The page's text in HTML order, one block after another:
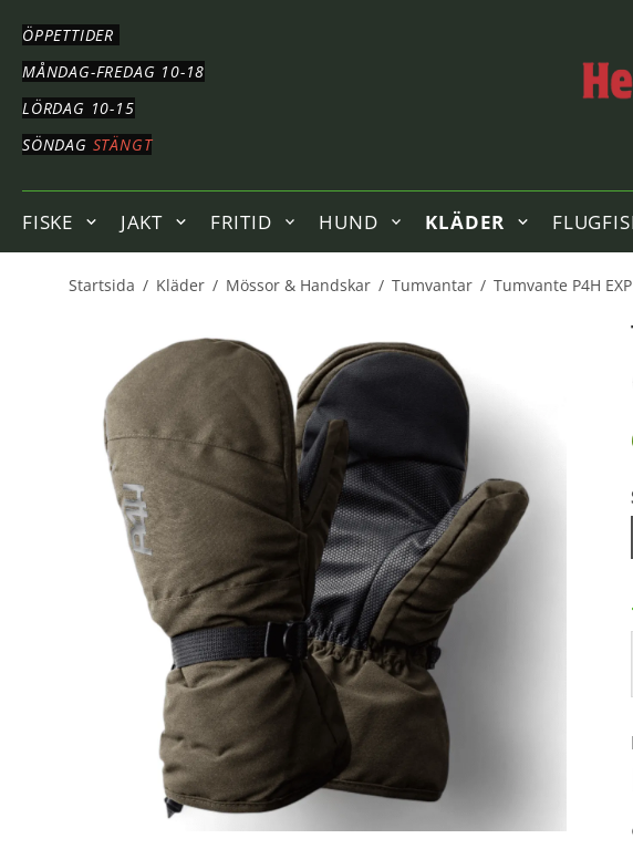
TILL
HUVUDNAVIGERINGHOPPA
TILL
HUVUDINNEHÅLLET
ÖPPETTIDER
MÅNDAG-FREDAG 10-18
LÖRDAG 10-15
SÖNDAG STÄNGT
FISKE JAKT FRITID HUND KLÄDER
Startsida / Kläder / Mössor & Handskar / Tumvantar / Tumvante P4H